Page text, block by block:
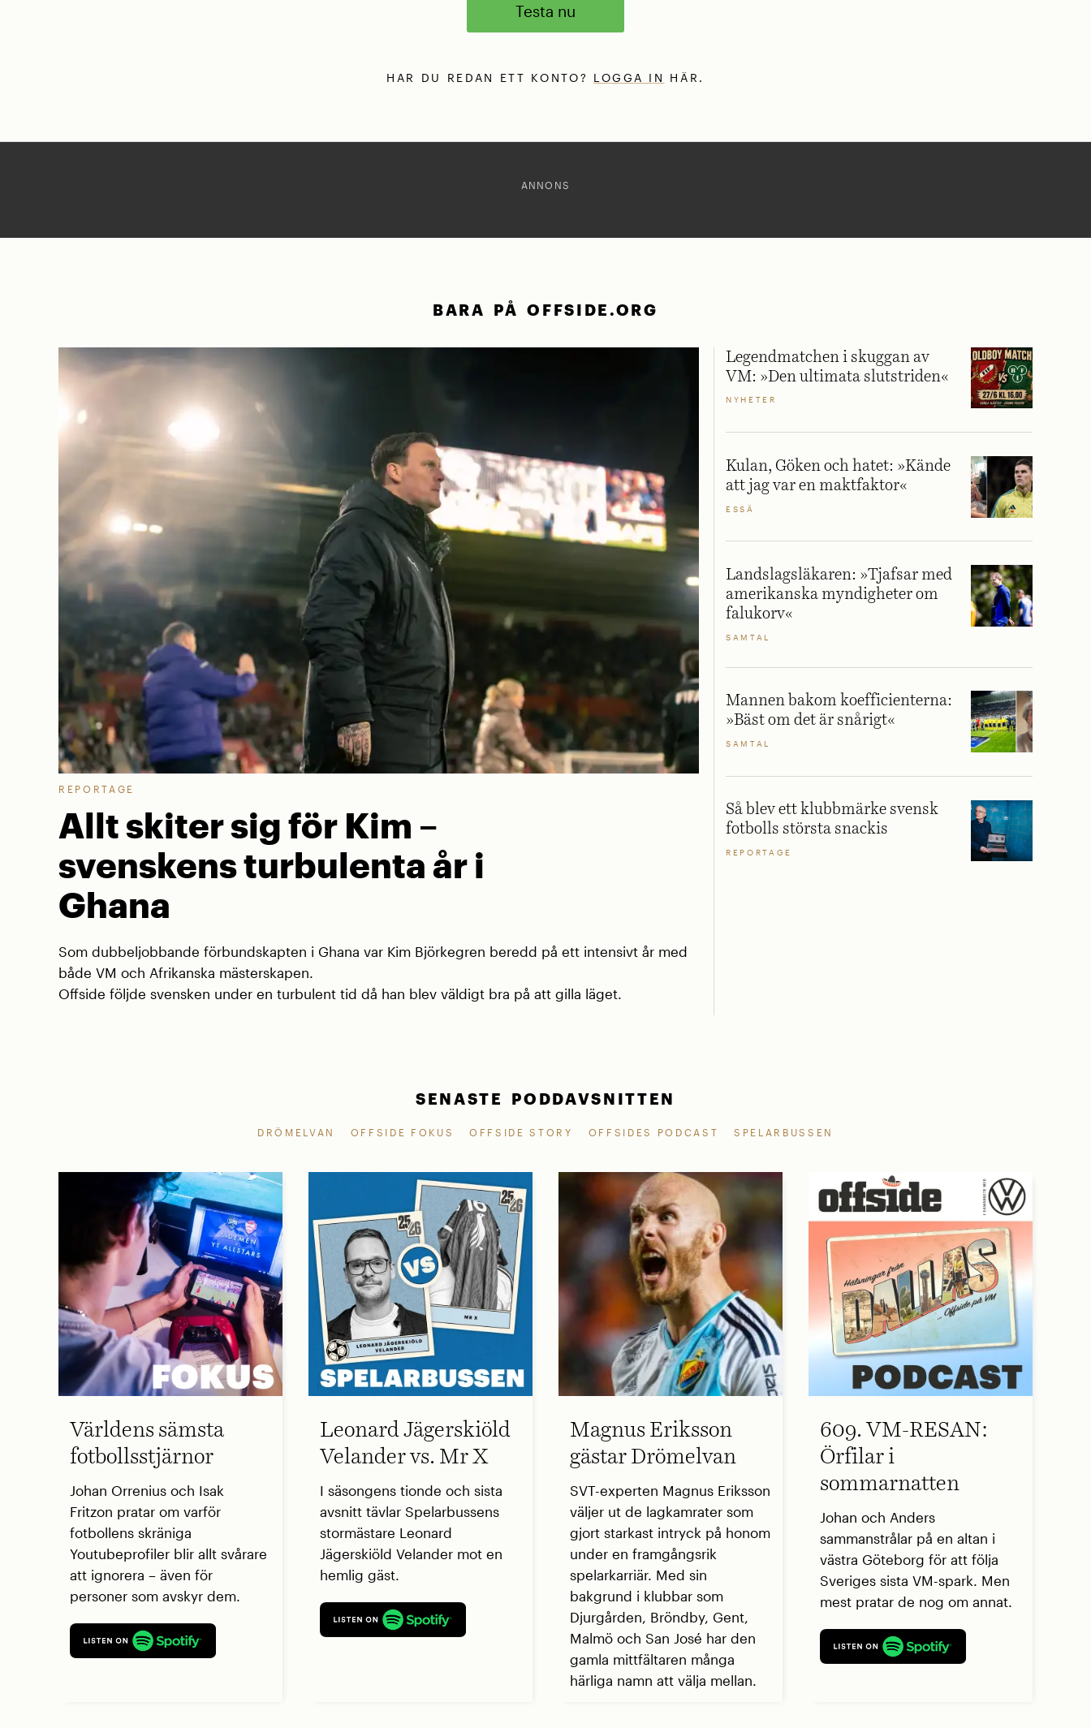
Testa nu
HAR DU REDAN ETT KONTO? LOGGA IN HÄR.
ANNONS
BARA PÅ OFFSIDE.ORG
REPORTAGE
Allt skiter sig för Kim –
svenskens turbulenta år i
Ghana
Som dubbeljobbande förbundskapten i Ghana var Kim Björkegren beredd på ett intensivt år med
både VM och Afrikanska mästerskapen.
Offside följde svensken under en turbulent tid då han blev väldigt bra på att gilla läget.
Legendmatchen i skuggan av
VM: »Den ultimata slutstriden«
NYHETER
Kulan, Göken och hatet: »Kände
att jag var en maktfaktor«
ESSÄ
Landslagsläkaren: »Tjafsar med
amerikanska myndigheter om
falukorv«
SAMTAL
Mannen bakom koefficienterna:
»Bäst om det är snårigt«
SAMTAL
Så blev ett klubbmärke svensk
fotbolls största snackis
REPORTAGE
SENASTE PODDAVSNITTEN
DRÖMELVAN OFFSIDE FOKUS OFFSIDE STORY OFFSIDES PODCAST SPELARBUSSEN
Världens sämsta
fotbollsstjärnor
Johan Orrenius och Isak
Fritzon pratar om varför
fotbollens skräniga
Youtubeprofiler blir allt svårare
att ignorera – även för
personer som avskyr dem.
Leonard Jägerskiöld
Velander vs. Mr X
I säsongens tionde och sista
avsnitt tävlar Spelarbussens
stormästare Leonard
Jägerskiöld Velander mot en
hemlig gäst.
Magnus Eriksson
gästar Drömelvan
SVT-experten Magnus Eriksson
väljer ut de lagkamrater som
gjort starkast intryck på honom
under en framgångsrik
spelarkarriär. Med sin
bakgrund i klubbar som
Djurgården, Bröndby, Gent,
Malmö och San José har den
gamla mittfältaren många
härliga namn att välja mellan.
609. VM-RESAN:
Örfilar i
sommarnatten
Johan och Anders
sammanstrålar på en altan i
västra Göteborg för att följa
Sveriges sista VM-spark. Men
mest pratar de nog om annat.